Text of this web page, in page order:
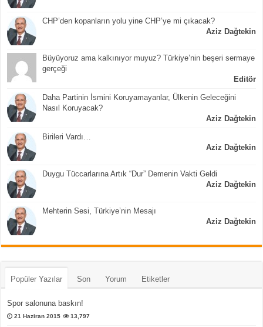
CHP’den kopanların yolu yine CHP’ye mi çıkacak?
Aziz Dağtekin
Büyüyoruz ama kalkınıyor muyuz? Türkiye’nin beşeri sermaye
gerçeği
Editör
Daha Partinin İsmini Koruyamayanlar, Ülkenin Geleceğini
Nasıl Koruyacak?
Aziz Dağtekin
Birileri Vardı…
Aziz Dağtekin
Duygu Tüccarlarına Artık “Dur” Demenin Vakti Geldi
Aziz Dağtekin
Mehterin Sesi, Türkiye’nin Mesajı
Aziz Dağtekin
Popüler Yazılar Son Yorum Etiketler
Spor salonuna baskın!
21 Haziran 2015 13,797